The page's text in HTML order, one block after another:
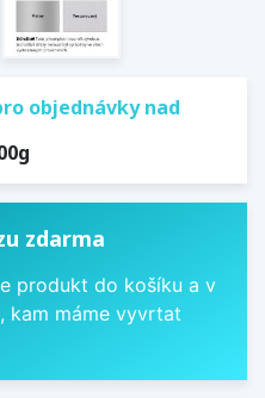
objednávky nad
zdarma
produkt do košíku a v
kam máme vyvrtat